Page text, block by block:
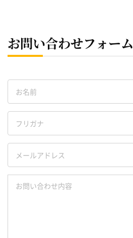
お問い合わせフォーム